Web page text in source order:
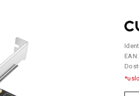
EAN: